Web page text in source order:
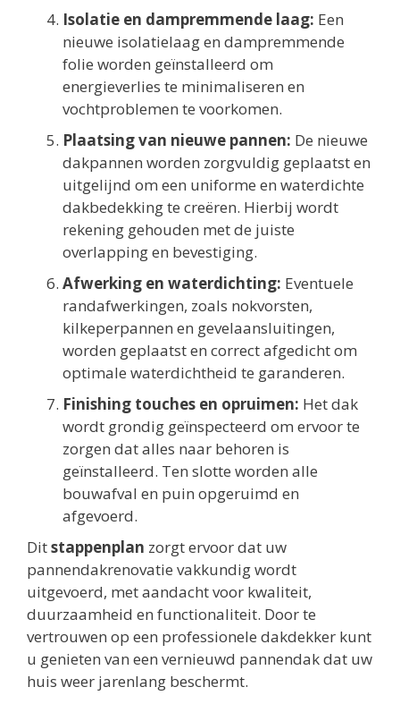
Isolatie en dampremmende laag: Een
nieuwe isolatielaag en dampremmende
folie worden geïnstalleerd om
energieverlies te minimaliseren en
vochtproblemen te voorkomen.
Plaatsing van nieuwe pannen: De nieuwe
dakpannen worden zorgvuldig geplaatst en
uitgelijnd om een uniforme en waterdichte
dakbedekking te creëren. Hierbij wordt
rekening gehouden met de juiste
overlapping en bevestiging.
Afwerking en waterdichting: Eventuele
randafwerkingen, zoals nokvorsten,
kilkeperpannen en gevelaansluitingen,
worden geplaatst en correct afgedicht om
optimale waterdichtheid te garanderen.
Finishing touches en opruimen: Het dak
wordt grondig geïnspecteerd om ervoor te
zorgen dat alles naar behoren is
geïnstalleerd. Ten slotte worden alle
bouwafval en puin opgeruimd en
afgevoerd.
Ditstappenplan zorgt ervoor dat uw
pannendakrenovatie vakkundig wordt
uitgevoerd, met aandacht voor kwaliteit,
duurzaamheid en functionaliteit. Door te
vertrouwen op een professionele dakdekker kunt
u genieten van een vernieuwd pannendak dat uw
huis weer jarenlang beschermt.